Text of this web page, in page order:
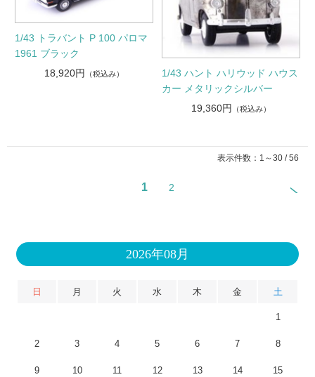
1/43 トラバント P 100 パロマ
1961 ブラック
18,920円
（税込み）
1/43 ハント ハリウッド ハウス
カー メタリックシルバー
19,360円
（税込み）
表示件数：1～30 / 56
1 2
2026年08月
日 月 火 水 木 金 土
1
2 3 4 5 6 7 8
9 10 11 12 13 14 15